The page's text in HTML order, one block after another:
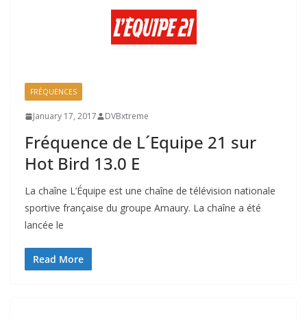
FRÉQUENCES
January 17, 2017 DVBxtreme
Fréquence de L´Equipe 21 sur
Hot Bird 13.0 E
La chaîne L’Équipe est une chaîne de télévision nationale
sportive française du groupe Amaury. La chaîne a été
lancée le
Read More